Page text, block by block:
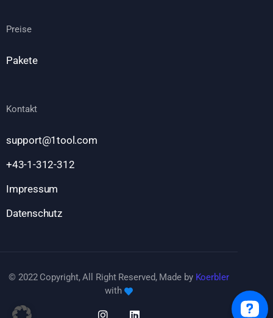
Preise
Pakete
Kontakt
support@1tool.com
+43-1-312-312
Impressum
Datenschutz
© 2022 Copyright, All Right Reserved, Made by Koerbler
with